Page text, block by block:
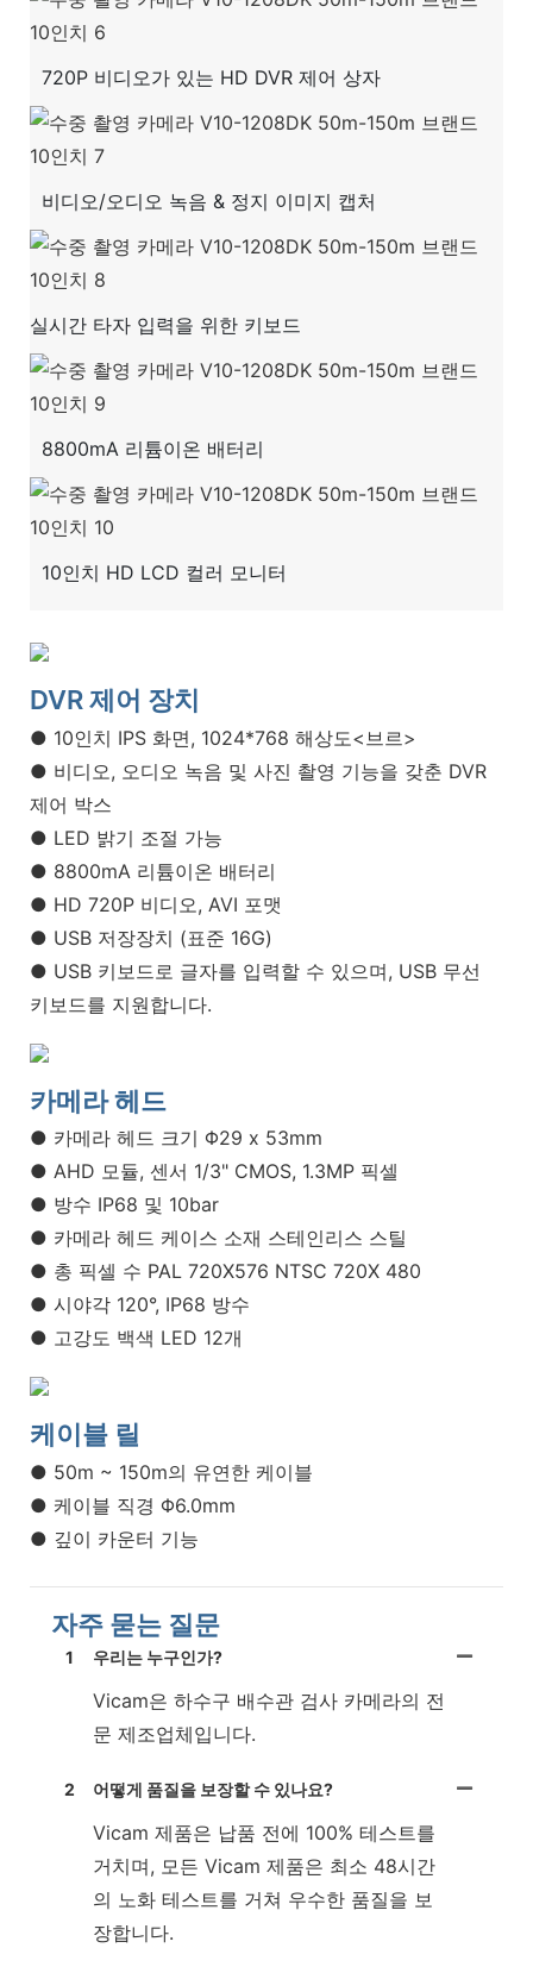
720P 비디오가 있는 HD DVR 제어 상자
비디오/오디오 녹음 & 정지 이미지 캡처
실시간 타자 입력을 위한 키보드
8800mA 리튬이온 배터리
10인치 HD LCD 컬러 모니터
DVR 제어 장치
● 10인치 IPS 화면, 1024*768 해상도<브르>
● 비디오, 오디오 녹음 및 사진 촬영 기능을 갖춘 DVR
제어 박스
● LED 밝기 조절 가능
● 8800mA 리튬이온 배터리
● HD 720P 비디오, AVI 포맷
● USB 저장장치 (표준 16G)
● USB 키보드로 글자를 입력할 수 있으며, USB 무선
키보드를 지원합니다.
카메라 헤드
● 카메라 헤드 크기 Φ29 x 53mm
● AHD 모듈, 센서 1/3" CMOS, 1.3MP 픽셀
● 방수 IP68 및 10bar
● 카메라 헤드 케이스 소재 스테인리스 스틸
● 총 픽셀 수 PAL 720X576 NTSC 720X 480
● 시야각 120°, IP68 방수
● 고강도 백색 LED 12개
케이블 릴
● 50m ~ 150m의 유연한 케이블
● 케이블 직경 Φ6.0mm
● 깊이 카운터 기능
자주 묻는 질문
1 우리는 누구인가?
Vicam은 하수구 배수관 검사 카메라의 전
문 제조업체입니다.
2 어떻게 품질을 보장할 수 있나요?
Vicam 제품은 납품 전에 100% 테스트를
거치며, 모든 Vicam 제품은 최소 48시간
의 노화 테스트를 거쳐 우수한 품질을 보
장합니다.